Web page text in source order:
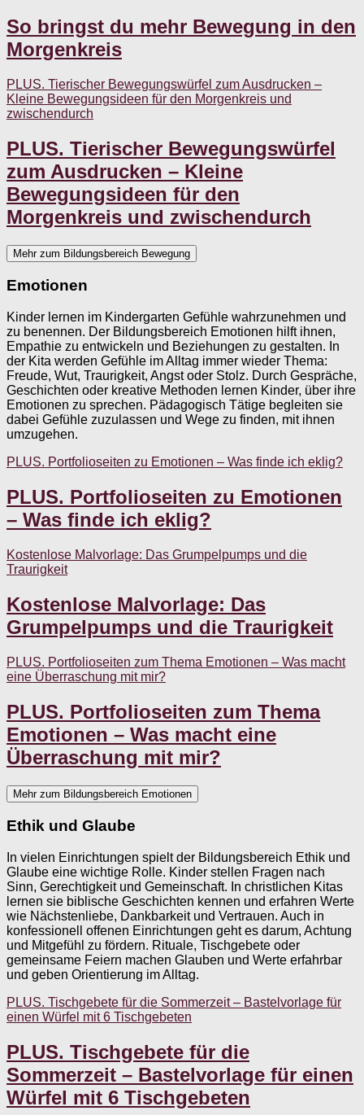
So bringst du mehr Bewegung in den
Morgenkreis
PLUS. Tierischer Bewegungswürfel zum Ausdrucken –
Kleine Bewegungsideen für den Morgenkreis und
zwischendurch
PLUS. Tierischer Bewegungswürfel
zum Ausdrucken – Kleine
Bewegungsideen für den
Morgenkreis und zwischendurch
Mehr zum Bildungsbereich Bewegung
Emotionen
Kinder lernen im Kindergarten Gefühle wahrzunehmen und
zu benennen. Der Bildungsbereich Emotionen hilft ihnen,
Empathie zu entwickeln und Beziehungen zu gestalten. In
der Kita werden Gefühle im Alltag immer wieder Thema:
Freude, Wut, Traurigkeit, Angst oder Stolz. Durch Gespräche,
Geschichten oder kreative Methoden lernen Kinder, über ihre
Emotionen zu sprechen. Pädagogisch Tätige begleiten sie
dabei Gefühle zuzulassen und Wege zu finden, mit ihnen
umzugehen.
PLUS. Portfolioseiten zu Emotionen – Was finde ich eklig?
PLUS. Portfolioseiten zu Emotionen
– Was finde ich eklig?
Kostenlose Malvorlage: Das Grumpelpumps und die
Traurigkeit
Kostenlose Malvorlage: Das
Grumpelpumps und die Traurigkeit
PLUS. Portfolioseiten zum Thema Emotionen – Was macht
eine Überraschung mit mir?
PLUS. Portfolioseiten zum Thema
Emotionen – Was macht eine
Überraschung mit mir?
Mehr zum Bildungsbereich Emotionen
Ethik und Glaube
In vielen Einrichtungen spielt der Bildungsbereich Ethik und
Glaube eine wichtige Rolle. Kinder stellen Fragen nach
Sinn, Gerechtigkeit und Gemeinschaft. In christlichen Kitas
lernen sie biblische Geschichten kennen und erfahren Werte
wie Nächstenliebe, Dankbarkeit und Vertrauen. Auch in
konfessionell offenen Einrichtungen geht es darum, Achtung
und Mitgefühl zu fördern. Rituale, Tischgebete oder
gemeinsame Feiern machen Glauben und Werte erfahrbar
und geben Orientierung im Alltag.
PLUS. Tischgebete für die Sommerzeit – Bastelvorlage für
einen Würfel mit 6 Tischgebeten
PLUS. Tischgebete für die
Sommerzeit – Bastelvorlage für einen
Würfel mit 6 Tischgebeten